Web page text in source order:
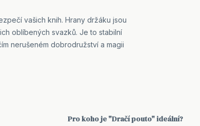
vašich knih. Hrany držáku jsou
oblíbených svazků. Je to stabilní
nerušeném dobrodružství a magii
Pro koho je "Dračí pouto" ideální?